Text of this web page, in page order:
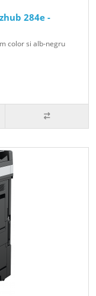
284e -
color si alb-negru